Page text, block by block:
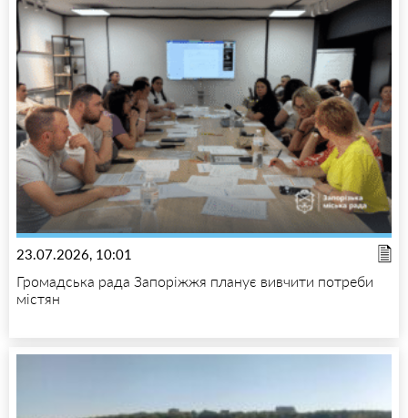
23.07.2026, 10:01
Громадська рада Запоріжжя планує вивчити потреби
містян